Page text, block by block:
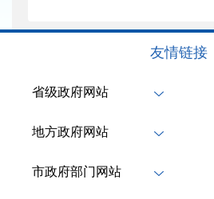
友情链接
省级政府网站
地方政府网站
市政府部门网站